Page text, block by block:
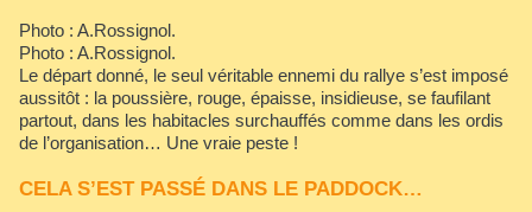
Photo : A.Rossignol.
Photo : A.Rossignol.
Le départ donné, le seul véritable ennemi du rallye s’est imposé
aussitôt : la poussière, rouge, épaisse, insidieuse, se faufilant
partout, dans les habitacles surchauffés comme dans les ordis
de l’organisation… Une vraie peste !
CELA S’EST PASSÉ DANS LE PADDOCK…